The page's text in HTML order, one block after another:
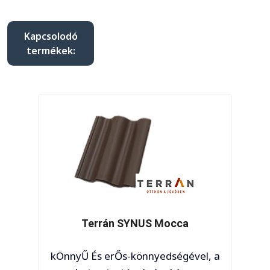
Kapcsolodó
termékek:
a
Terrán SYNUS